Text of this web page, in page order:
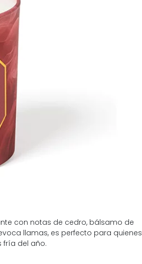
con notas de cedro, bálsamo de
llamas, es perfecto para quienes
fría del año.